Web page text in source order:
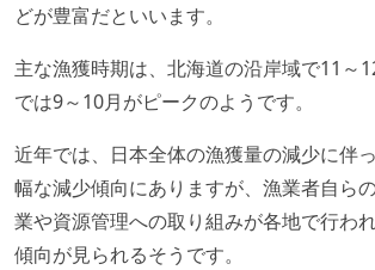
どが豊富だといいます。
主な漁獲時期は、北海道の沿岸域で11～
では9～10月がピークのようです。
近年では、日本全体の漁獲量の減少に伴
幅な減少傾向にありますが、漁業者自ら
業や資源管理への取り組みが各地で行わ
傾向が見られるそうです。